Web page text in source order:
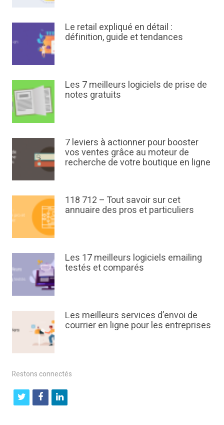
Le retail expliqué en détail :
définition, guide et tendances
Les 7 meilleurs logiciels de prise de
notes gratuits
7 leviers à actionner pour booster
vos ventes grâce au moteur de
recherche de votre boutique en ligne
118 712 – Tout savoir sur cet
annuaire des pros et particuliers
Les 17 meilleurs logiciels emailing
testés et comparés
Les meilleurs services d’envoi de
courrier en ligne pour les entreprises
Restons connectés
t
f
l